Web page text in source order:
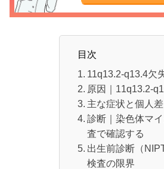
目次
11q13.2-q13.4欠
原因｜11q13.2-
主な症状と個人差
診断｜染色体マ
査で確認する
出生前診断（
検査の限界